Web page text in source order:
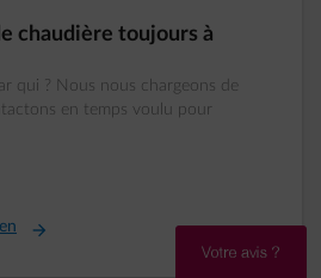
chaudière toujours à
qui ? Nous nous chargeons de
en temps voulu pour